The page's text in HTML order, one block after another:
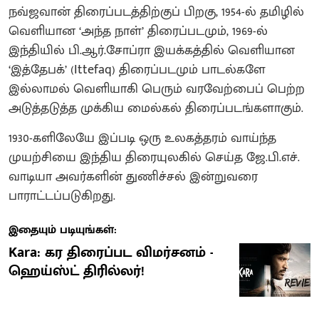
நவ்ஜவான் திரைப்படத்திற்குப் பிறகு, 1954-ல் தமிழில்
வெளியான ‘அந்த நாள்’ திரைப்படமும், 1969-ல்
இந்தியில் பி.ஆர்.சோப்ரா இயக்கத்தில் வெளியான
‘இத்தேபக்’ (Ittefaq) திரைப்படமும் பாடல்களே
இல்லாமல் வெளியாகி பெரும் வரவேற்பைப் பெற்ற
அடுத்தடுத்த முக்கிய மைல்கல் திரைப்படங்களாகும்.
1930-களிலேயே இப்படி ஒரு உலகத்தரம் வாய்ந்த
முயற்சியை இந்திய திரையுலகில் செய்த ஜே.பி.எச்.
வாடியா அவர்களின் துணிச்சல் இன்றுவரை
பாராட்டப்படுகிறது.
இதையும் படியுங்கள்:
Kara: கர திரைப்பட விமர்சனம் -
ஹெய்ஸ்ட் திரில்லர்!